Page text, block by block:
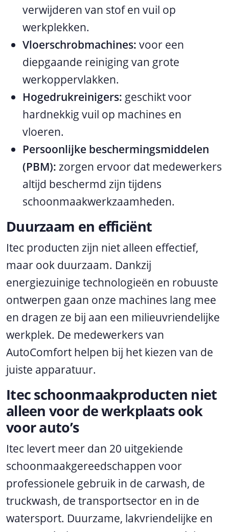
verwijderen van stof en vuil op
werkplekken.
Vloerschrobmachines: voor een
diepgaande reiniging van grote
werkoppervlakken.
Hogedrukreinigers: geschikt voor
hardnekkig vuil op machines en
vloeren.
Persoonlijke beschermingsmiddelen
(PBM): zorgen ervoor dat medewerkers
altijd beschermd zijn tijdens
schoonmaakwerkzaamheden.
Duurzaam en efficiënt
Itec producten zijn niet alleen effectief,
maar ook duurzaam. Dankzij
energiezuinige technologieën en robuuste
ontwerpen gaan onze machines lang mee
en dragen ze bij aan een milieuvriendelijke
werkplek. De medewerkers van
AutoComfort helpen bij het kiezen van de
juiste apparatuur.
Itec schoonmaakproducten niet
alleen voor de werkplaats ook
voor auto’s
Itec levert meer dan 20 uitgekiende
schoonmaakgereedschappen voor
professionele gebruik in de carwash, de
truckwash, de transportsector en in de
watersport. Duurzame, lakvriendelijke en